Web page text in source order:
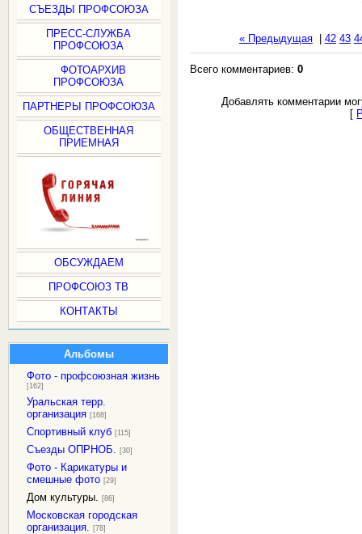
СЪЕЗДЫ ПРОФСОЮЗА
ПРЕСС-СЛУЖБА
ПРОФСОЮЗА
ФОТОАРХИВ
ПРОФСОЮЗА
ПАРТНЕРЫ ПРОФСОЮЗА
ОБЩЕСТВЕННАЯ
ПРИЕМНАЯ
ОБСУЖДАЕМ
ПРОФСОЮЗ ТВ
КОНТАКТЫ
Альбомы
Фото - профсоюзная жизнь
[162]
Уральская терр.
организация [168]
Спортивный клуб [115]
Съезды ОПРНОБ. [30]
Фото - Карикатуры и
смешные фото [29]
Дом культуры. [86]
Московская городская
организация. [78]
« Предыдущая| 42 43
Всего комментариев:0
Добавлять комментарии
[